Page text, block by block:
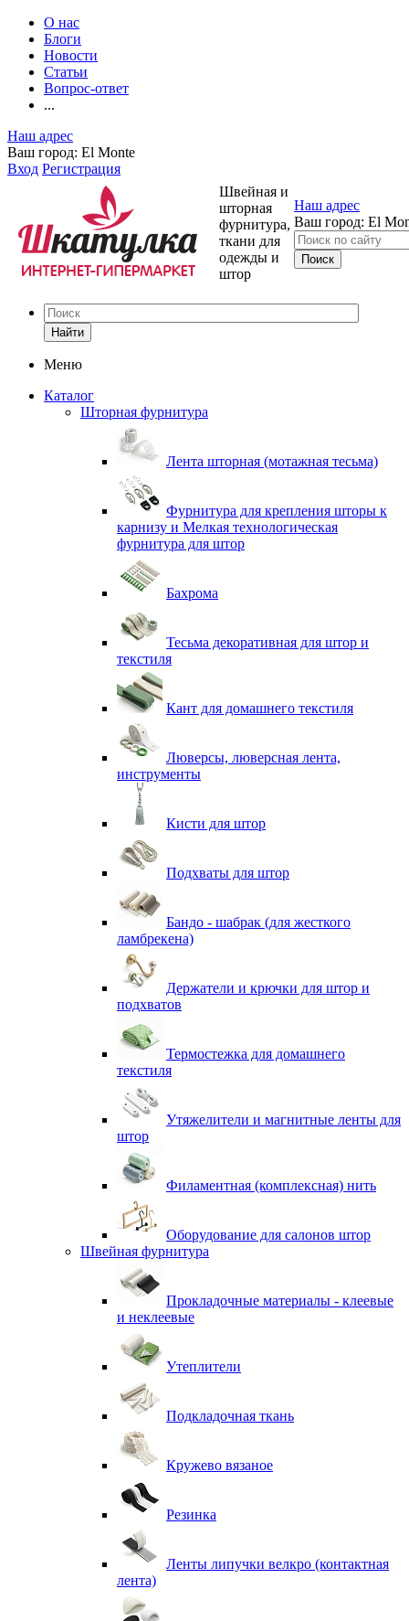
О нас
Блоги
Новости
Статьи
Вопрос-ответ
...
Наш адрес
Ваш город: El Monte
Вход Регистрация
Швейная и
шторная
фурнитура,
ткани для
одежды и
штор
Наш адрес
Ваш город: El
Найти
Меню
Каталог
Шторная фурнитура
Лента шторная (мотажная тесьма)
Фурнитура для крепления шторы к
карнизу и Мелкая технологическая
фурнитура для штор
Бахрома
Тесьма декоративная для штор и
текстиля
Кант для домашнего текстиля
Люверсы, люверсная лента,
инструменты
Кисти для штор
Подхваты для штор
Бандо - шабрак (для жесткого
ламбрекена)
Держатели и крючки для штор и
подхватов
Термостежка для домашнего
текстиля
Утяжелители и магнитные ленты для
штор
Филаментная (комплексная) нить
Оборудование для салонов штор
Швейная фурнитура
Прокладочные материалы - клеевые
и неклеевые
Утеплители
Подкладочная ткань
Кружево вязаное
Резинка
Ленты липучки велкро (контактная
лента)